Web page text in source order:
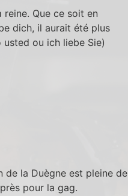
Que ce soit en
dich, il aurait été plus
ou ich liebe Sie)
de la Duègne est pleine de
pour la gag.